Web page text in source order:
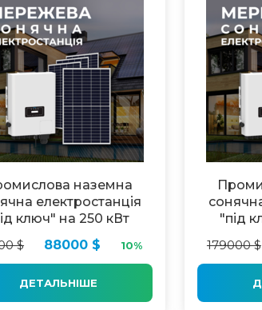
наземна
електростанція
ключ" на 250 кВт
$
88000 $ 10%
ДЕТАЛЬНІШЕ
"під
179000 $